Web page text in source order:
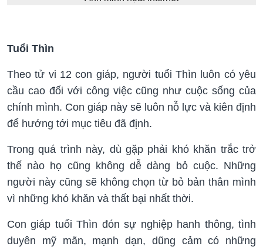
Tuổi Thìn
Theo tử vi 12 con giáp, người tuổi Thìn luôn có yêu
cầu cao đối với công việc cũng như cuộc sống của
chính mình. Con giáp này sẽ luôn nỗ lực và kiên định
để hướng tới mục tiêu đã định.
Trong quá trình này, dù gặp phải khó khăn trắc trở
thế nào họ cũng không dễ dàng bỏ cuộc. Những
người này cũng sẽ không chọn từ bỏ bản thân mình
vì những khó khăn và thất bại nhất thời.
Con giáp tuổi Thìn đón sự nghiệp hanh thông, tình
duyên mỹ mãn, mạnh dạn, dũng cảm có những